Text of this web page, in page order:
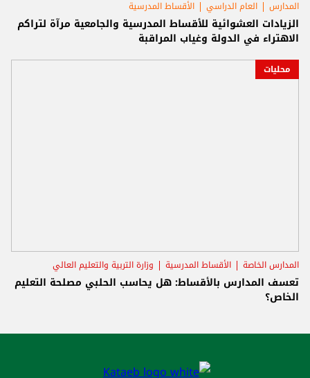
المدارس العام الدراسي الأقساط المدرسية
الزيادات العشوائية للأقساط المدرسية والجامعية مرآة لتراكم
الاهتراء في الدولة وغياب المراقبة
محليات
المدارس الخاصة الأقساط المدرسية وزارة التربية والتعليم العالي
تعسف المدارس بالأقساط: هل يحاسب الحلبي مصلحة التعليم
الخاص؟